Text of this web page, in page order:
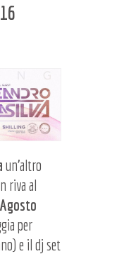
un'altro
riva al
per
e il dj set